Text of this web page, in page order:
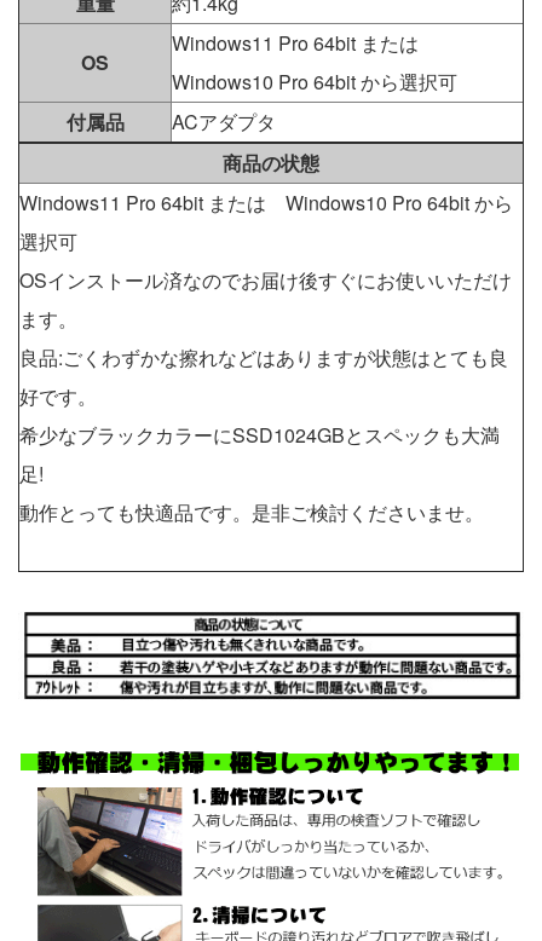
OS
Windows11 Pro 64bit または
Windows10 Pro 64bit から選択可
付属品
ACアダプタ
商品の状態
Windows11 Pro 64bit または Windows10 Pro 64bit から
選択可
OSインストール済なのでお届け後すぐにお使いいただけ
ます。
良品:ごくわずかな擦れなどはありますが状態はとても良
好です。
希少なブラックカラーにSSD1024GBとスペックも大満
足!
動作とっても快適品です。是非ご検討くださいませ。